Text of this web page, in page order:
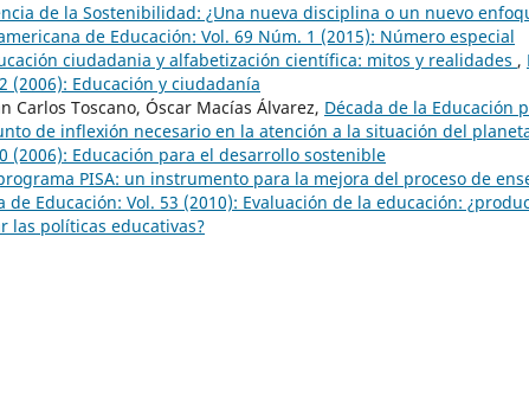
de la Sostenibilidad: ¿Una nueva disciplina o un nuevo
de Educación: Vol. 69 Núm. 1 (2015): Número especial
ciudadania y alfabetización científica: mitos y realidades ,
(2006): Educación y ciudadanía
Carlos Toscano, Óscar Macías Álvarez, Década de la Educación
de inflexión necesario en la atención a la situación del
(2006): Educación para el desarrollo sostenible
PISA: un instrumento para la mejora del proceso de
de Educación: Vol. 53 (2010): Evaluación de la educación:
las políticas educativas?